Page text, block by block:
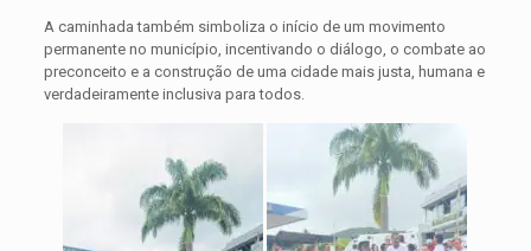
A caminhada também simboliza o início de um movimento
permanente no município, incentivando o diálogo, o combate ao
preconceito e a construção de uma cidade mais justa, humana e
verdadeiramente inclusiva para todos.